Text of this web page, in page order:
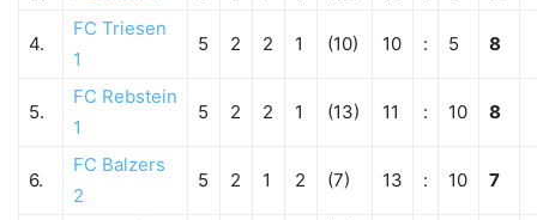
4.
FC Triesen
1
5 2 2 1 (10) 10 : 5 8
5.
FC Rebstein
1
5 2 2 1 (13) 11 : 10 8
6.
FC Balzers
2
5 2 1 2 (7) 13 : 10 7